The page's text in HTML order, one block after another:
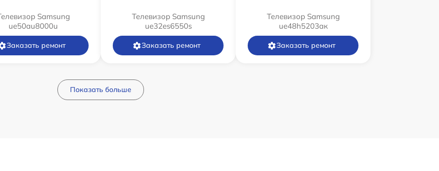
Samsung
ue50au8000u
Заказать ремонт
Телевизор Samsung
ue32es6550s
Заказать ремонт
Телевизор Samsung
ue48h5203aк
Заказать ремонт
Показать больше